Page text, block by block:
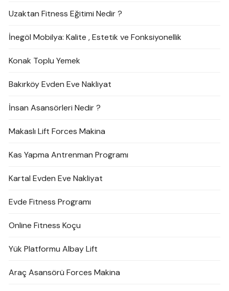
Uzaktan Fitness Eğitimi Nedir ?
İnegöl Mobilya: Kalite , Estetik ve Fonksiyonellik
Konak Toplu Yemek
Bakırköy Evden Eve Nakliyat
İnsan Asansörleri Nedir ?
Makaslı Lift Forces Makina
Kas Yapma Antrenman Programı
Kartal Evden Eve Nakliyat
Evde Fitness Programı
Online Fitness Koçu
Yük Platformu Albay Lift
Araç Asansörü Forces Makina